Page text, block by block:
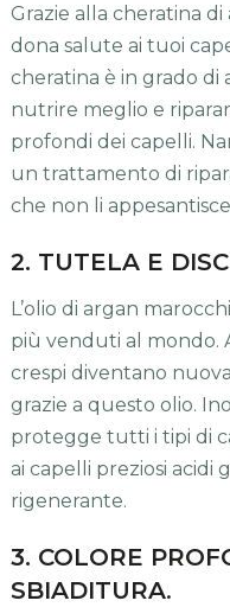
Grazie alla cheratina
dona salute ai tuoi
cheratina è in grado
nutrire meglio e
profondi dei capelli.
un trattamento di
che non li
2. TUTELA E
L’olio di argan
più venduti al mondo.
crespi diventano
grazie a questo olio.
protegge tutti i tipi di
ai capelli preziosi acidi
rigenerante.
3. COLORE
SBIADITURA.